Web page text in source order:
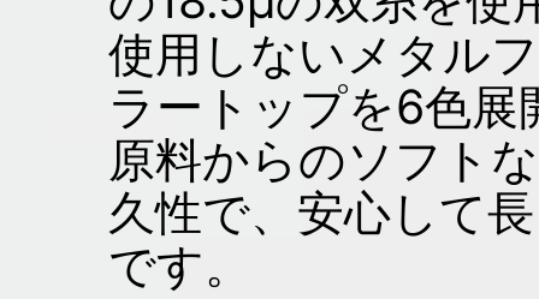
使用しないメタル
ラートップを6色
原料からのソフト
久性で、安心して
です。